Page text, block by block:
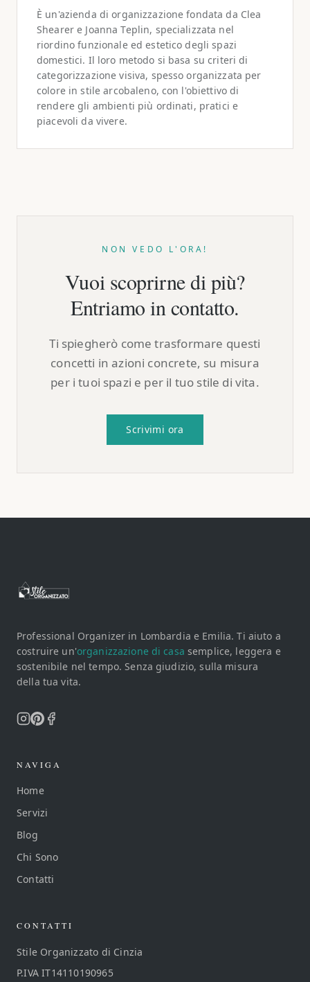
È un'azienda di organizzazione fondata da Clea
Shearer e Joanna Teplin, specializzata nel
riordino funzionale ed estetico degli spazi
domestici. Il loro metodo si basa su criteri di
categorizzazione visiva, spesso organizzata per
colore in stile arcobaleno, con l'obiettivo di
rendere gli ambienti più ordinati, pratici e
piacevoli da vivere.
NON VEDO L'ORA!
Vuoi scoprirne di più?
Entriamo in contatto.
Ti spiegherò come trasformare questi
concetti in azioni concrete, su misura
per i tuoi spazi e per il tuo stile di vita.
Scrivimi ora
Professional Organizer in Lombardia e Emilia. Ti aiuto a
costruire un'organizzazione di casa semplice, leggera e
sostenibile nel tempo. Senza giudizio, sulla misura
della tua vita.
NAVIGA
Home
Servizi
Blog
Chi Sono
Contatti
CONTATTI
Stile Organizzato di Cinzia
P.IVA IT14110190965